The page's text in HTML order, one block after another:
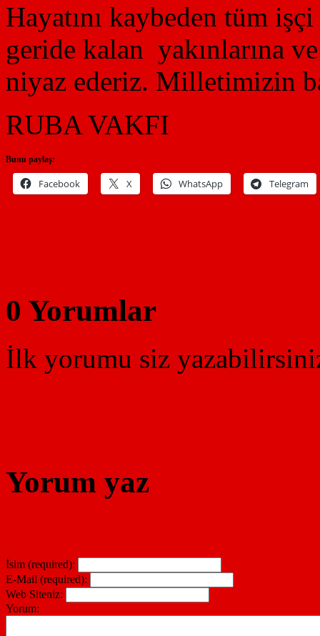
Hayatını kaybeden tüm
geride kalan yakınlarına
niyaz ederiz. Milletimizin
RUBA VAKFI
Bunu paylaş:
Facebook X WhatsApp Telegram
0 Yorumlar
İlk yorumu siz
Yorum yaz
İsim (required):
E-Mail (required):
Web Siteniz:
Yorum: